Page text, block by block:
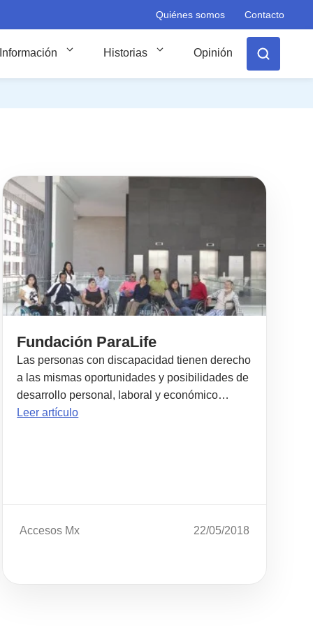
Quiénes somos Contacto
Información Historias Opinión
Fundación ParaLife
Las personas con discapacidad tienen derecho
a las mismas oportunidades y posibilidades de
desarrollo personal, laboral y económico…
Leer artículo
Accesos Mx 22/05/2018